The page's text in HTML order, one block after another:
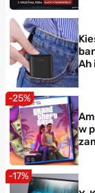
Ah
w
-25%
-17%